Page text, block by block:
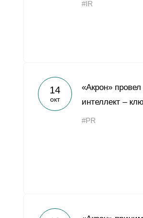
О Группе «Акрон»
География
#IR
14
окт
«Акрон»
интеллект –
#PR